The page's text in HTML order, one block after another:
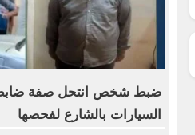
ضبط شخص انتحل صفة
السيارات بالشارع لفحصها